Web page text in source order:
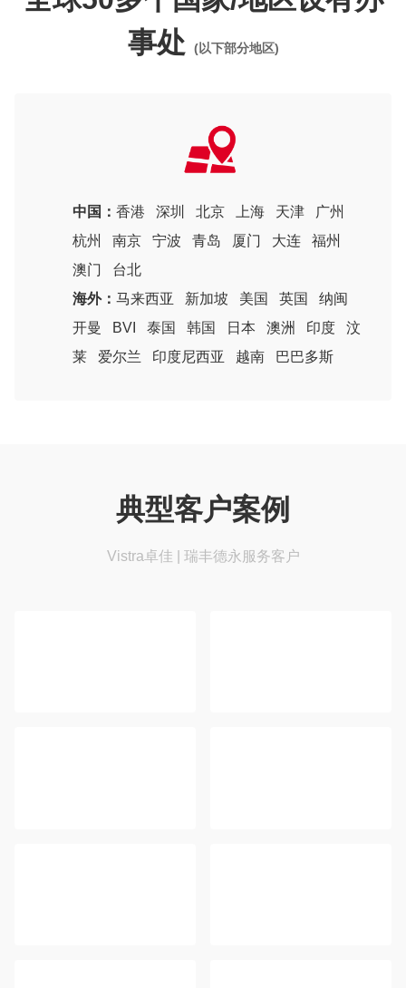
事处
(以下部分地区)
中国： 香港 深圳 北京 上海 天津
广州
杭州
南京 宁波 青岛 厦门 大连
福州
澳门
台北
海外： 马来西亚 新加坡 美国 英国
纳闽
开曼
BVI 泰国 韩国 日本 澳洲 印度
汶
莱
爱尔兰 印度尼西亚 越南 巴巴多斯
典型客户案例
Vistra卓佳 | 瑞丰德永服务客户